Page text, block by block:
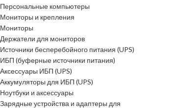
Персональные компьютеры
Мониторы и крепления
Мониторы
Держатели для мониторов
Источники бесперебойного питания (UPS)
ИБП (буферные источники питания)
Аксессуары ИБП (UPS)
Аккумуляторы для ИБП (UPS)
Ноутбуки и аксессуары
Зарядные устройства и адаптеры для